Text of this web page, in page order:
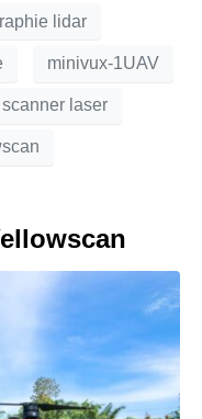
lidar
minivux-1UAV
scanner laser